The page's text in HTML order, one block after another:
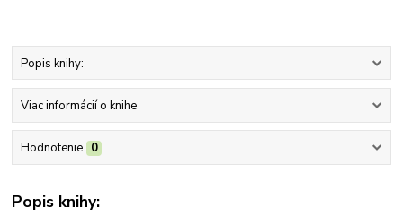
Popis knihy:
Viac informácií o knihe
Hodnotenie 0
Popis knihy: